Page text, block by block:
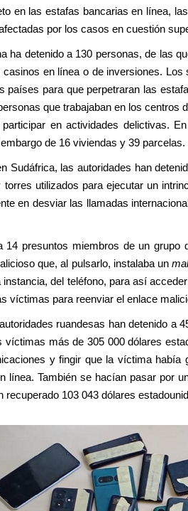
en las estafas bancarias en línea,
por los casos en cuestión
ha detenido a 130 personas, de las
en línea o de inversiones.
países para que perpetraran las
que trabajaban en los
en actividades delictivas.
de 16 viviendas y 39 parcelas.
Sudáfrica, las autoridades han
utilizados para ejecutar un
en desviar las llamadas
14 presuntos miembros de un
que, al pulsarlo, instalaba un
del teléfono, para así
víctimas para reenviar el enlace
ruandesas han detenido a
más de 305 000 dólares
y fingir que la víctima
línea. También se hacían pasar por
recuperado 103 043 dólares